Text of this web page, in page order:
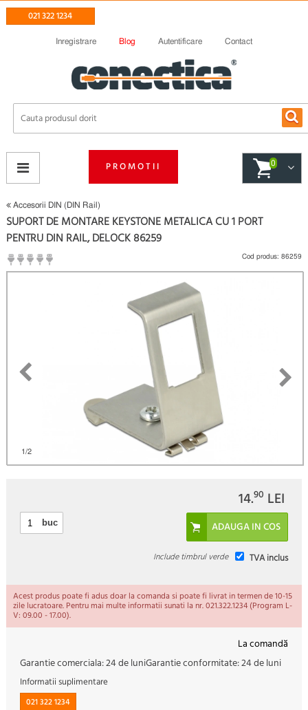
021 322 1234
Inregistrare Blog Autentificare Contact
PROMOTII 0
Accesorii DIN (DIN Rail)
1/2
SUPORT DE MONTARE KEYSTONE METALICA CU 1 PORT
PENTRU DIN RAIL, DELOCK 86259
(
Cod produs: 86259
14.90 LEI
buc
TVA inclus
Include timbrul verde
Acest produs poate fi adus doar la comanda si poate fi livrat in termen de 10-15
zile lucratoare. Pentru mai multe informatii sunati la nr. 021.322.1234 (Program L-
V: 09.00 - 17.00).
La comandă
Garantie comerciala:24 de luniGarantie conformitate:24 de luni
Informatii suplimentare
021 322 1234